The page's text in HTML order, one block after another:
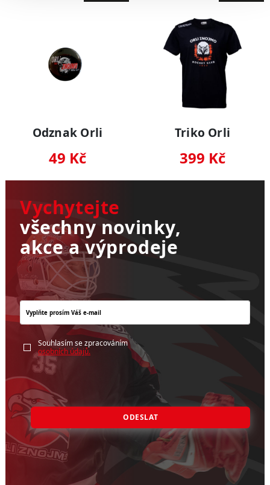
Odznak Orli
49 Kč
Triko Orli
399 Kč
Vychytejte
všechny novinky,
akce a výprodeje
Souhlasím se zpracováním
osobních údajů.
ODESLAT